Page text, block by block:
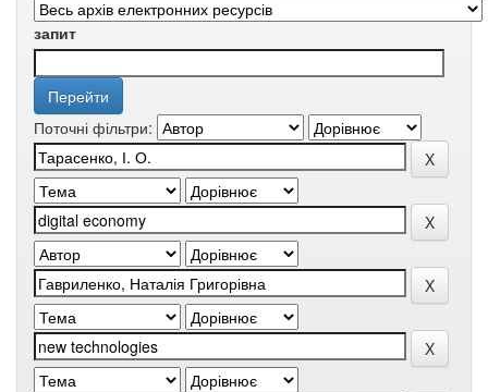
запит
Поточні фільтри: